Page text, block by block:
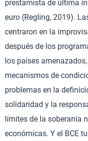
prestamista de última
euro (Regling, 2019).
centraron en la
después de los
los países
mecanismos de
problemas en la
solidaridad y la
límites de la soberanía
económicas. Y el BCE